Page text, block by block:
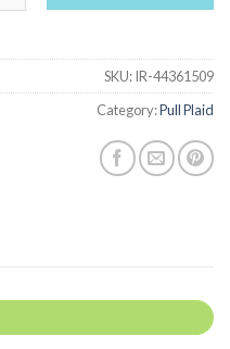
SKU:IR-44361509
Category:Pull Plaid